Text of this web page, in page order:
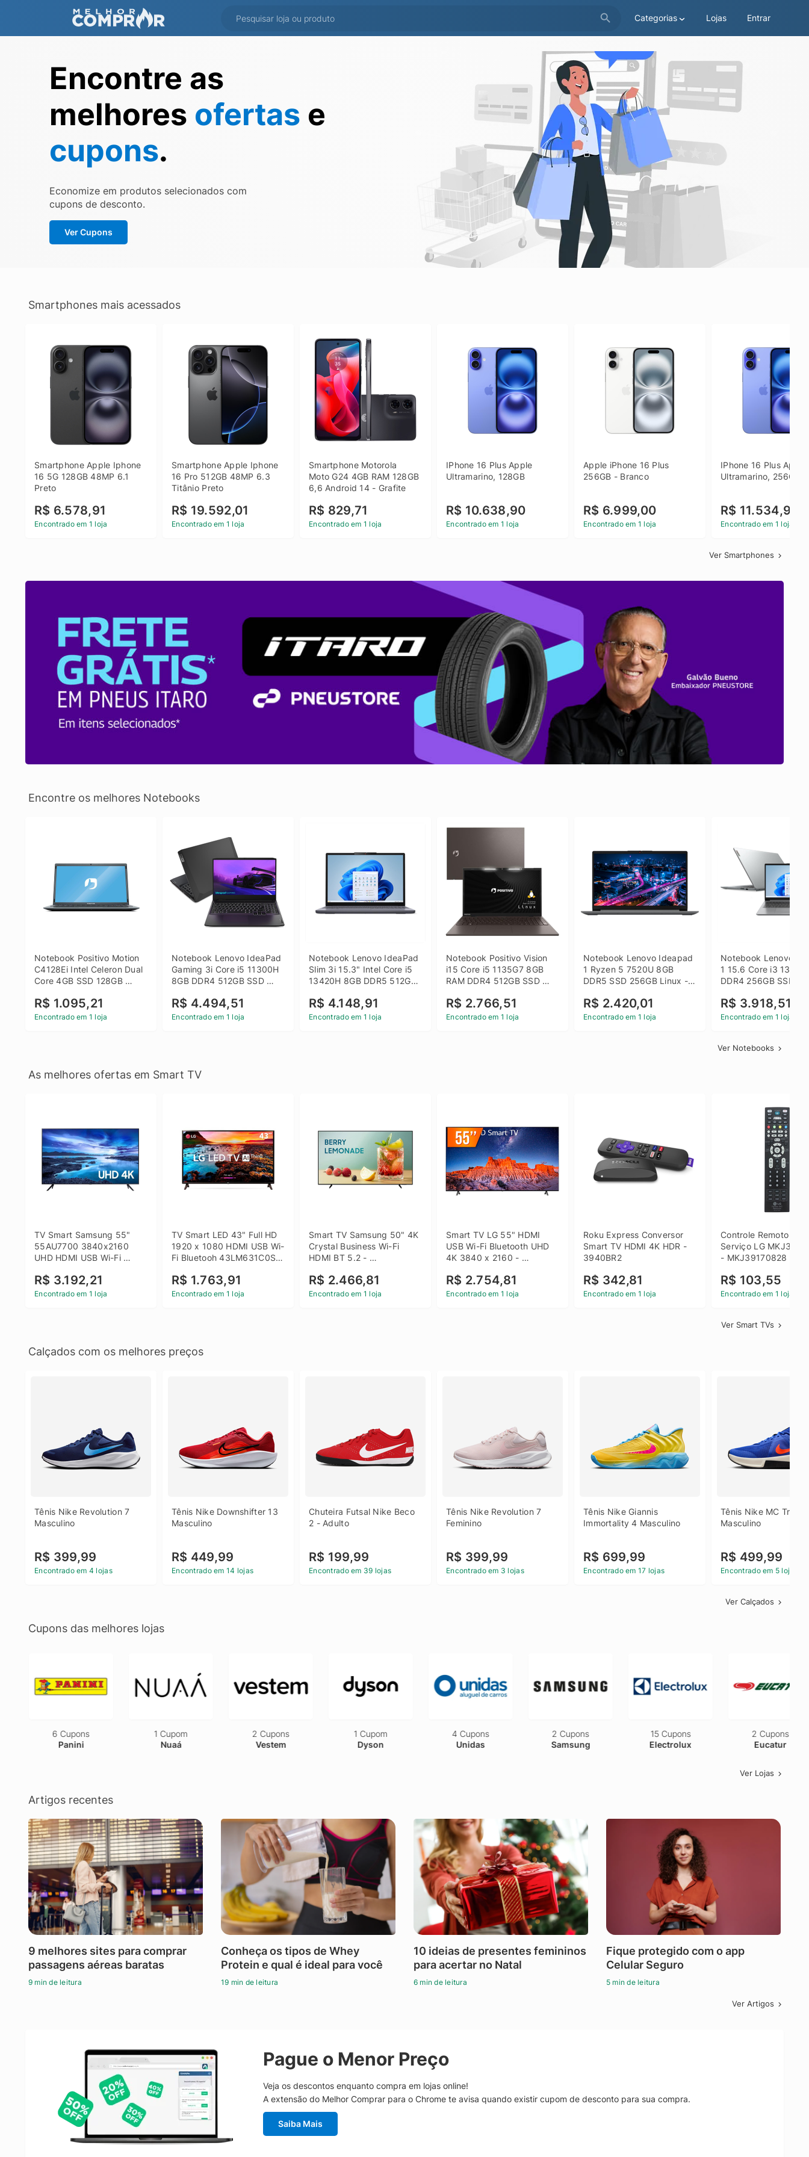
Categorias Lojas Entrar
Encontre as
melhores ofertas e
cupons.
Economize em produtos selecionados com
cupons de desconto.
Ver Cupons
Smartphones mais acessados
Smartphone Apple Iphone
16 5G 128GB 48MP 6.1
Preto
R$ 6.578,91
Encontrado em 1 loja
Smartphone Apple Iphone
16 Pro 512GB 48MP 6.3
Titânio Preto
R$ 19.592,01
Encontrado em 1 loja
Smartphone Motorola
Moto G24 4GB RAM 128GB
6,6 Android 14 - Grafite
R$ 829,71
Encontrado em 1 loja
IPhone 16 Plus Apple
Ultramarino, 128GB
R$ 10.638,90
Encontrado em 1 loja
Apple iPhone 16 Plus
256GB - Branco
R$ 6.999,00
Encontrado em 1 loja
IPhone 16 Plus Apple
Ultramarino, 256GB
R$ 11.534,90
Encontrado em 1 loja
Ver Smartphones
Encontre os melhores Notebooks
Notebook Positivo Motion
C4128Ei Intel Celeron Dual
Core 4GB SSD 128GB
R$ 1.095,21
Encontrado em 1 loja
Notebook Lenovo IdeaPad
Gaming 3i Core i5 11300H
8GB DDR4 512GB SSD
Linux - Preto
R$ 4.494,51
Encontrado em 1 loja
Notebook Lenovo IdeaPad
Slim 3i 15.3" Intel Core i5
13420H 8GB DDR5 512GB
R$ 4.148,91
Encontrado em 1 loja
Notebook Positivo Vision
i15 Core i5 1135G7 8GB
RAM DDR4 512GB SSD
R$ 2.766,51
Encontrado em 1 loja
Notebook Lenovo Ideapad
1 Ryzen 5 7520U 8GB
DDR5 SSD 256GB Linux -
R$ 2.420,01
Encontrado em 1 loja
Notebook Lenovo
1 15.6 Core i3 1315U
DDR4 256GB SSD
R$ 3.918,51
Encontrado em 1 loja
Ver Notebooks
As melhores ofertas em Smart TV
TV Smart Samsung 55"
55AU7700 3840x2160
UHD HDMI USB Wi-Fi
R$ 3.192,21
Encontrado em 1 loja
TV Smart LED 43" Full HD
1920 x 1080 HDMI USB Wi-
Fi Bluetooh 43LM631C0SB
R$ 1.763,91
Encontrado em 1 loja
Smart TV Samsung 50" 4K
Crystal Business Wi-Fi
HDMI BT 5.2 -
R$ 2.466,81
Encontrado em 1 loja
Smart TV LG 55" HDMI
USB Wi-Fi Bluetooth UHD
4K 3840 x 2160 -
R$ 2.754,81
Encontrado em 1 loja
Roku Express Conversor
Smart TV HDMI 4K HDR -
3940BR2
R$ 342,81
Encontrado em 1 loja
Controle Remoto de
Serviço LG
- MKJ39170828
R$ 103,55
Encontrado em 1 loja
Ver Smart TVs
Calçados com os melhores preços
Tênis Nike Revolution 7
Masculino
R$ 399,99
Encontrado em 4 lojas
Tênis Nike Downshifter 13
Masculino
R$ 449,99
Encontrado em 14 lojas
Chuteira Futsal Nike Beco
2 - Adulto
R$ 199,99
Encontrado em 39 lojas
Tênis Nike Revolution 7
Feminino
R$ 399,99
Encontrado em 3 lojas
Tênis Nike Giannis
Immortality 4 Masculino
R$ 699,99
Encontrado em 17 lojas
Tênis Nike MC
Masculino
R$ 499,99
Encontrado em 5 lojas
Ver Calçados
Cupons das melhores lojas
6 Cupons
Panini
1 Cupom
Nuaá
2 Cupons
Vestem
1 Cupom
Dyson
4 Cupons
Unidas
2 Cupons
Samsung
15 Cupons
Electrolux
2 Cupons
Eucatur
Ver Lojas
Artigos recentes
9 melhores sites para comprar
passagens aéreas baratas
9 min de leitura
Conheça os tipos de Whey
Protein e qual é ideal para você
19 min de leitura
10 ideias de presentes femininos
para acertar no Natal
6 min de leitura
Fique protegido com o app
Celular Seguro
5 min de leitura
Ver Artigos
Pague o Menor Preço
Veja os descontos enquanto compra em lojas online!
A extensão do Melhor Comprar para o Chrome te avisa quando existir cupom de desconto para sua compra.
Saiba Mais